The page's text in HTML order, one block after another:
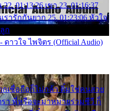
01:13:26 เขา 23. 01:16:37
รารักกันยาก 25. 01:23:06 หัวใจ
ก
ดาวใจ ไพจิตร (Official Audio)
กเชื่อถือก็ไม่กล้า ติ๋มใช่คนสวย
รา พี่หรือจะมาหมายร่วมชีวี ก็